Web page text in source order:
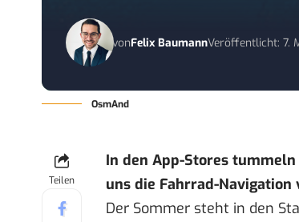
vonFelix BaumannVeröffentlicht: 7.
OsmAnd
Teilen
In den App-Stores
uns die Fahrrad-Navigation
Der Sommer steht in den